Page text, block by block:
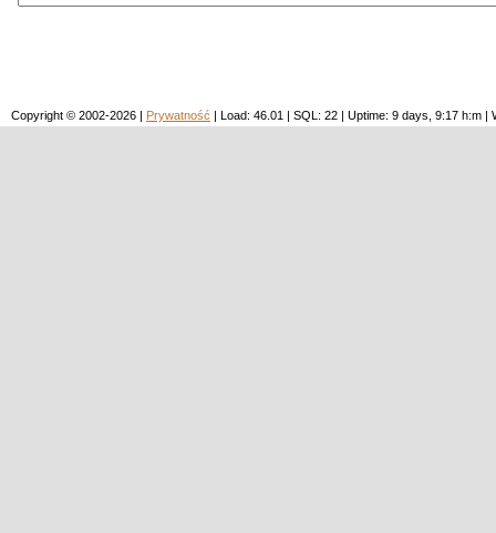
Copyright © 2002-2026 | Prywatność | Load: 46.01 | SQL: 22 | Uptime: 9 days, 9:17 h:m